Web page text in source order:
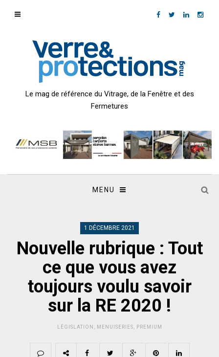
Le mag de référence du Vitrage, de la Fenêtre et des
Fermetures
MENU
1 DÉCEMBRE 2021
Nouvelle rubrique : Tout
ce que vous avez
toujours voulu savoir
sur la RE 2020 !
LÉGISLATION MENUISERIES PREMIUM